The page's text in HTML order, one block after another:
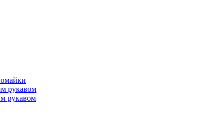
рукавом
рукавом